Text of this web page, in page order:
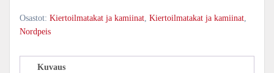
Osastot: Kiertoilmatakat ja kamiinat, Kiertoilmatakat ja kamiinat,
Nordpeis
Kuvaus